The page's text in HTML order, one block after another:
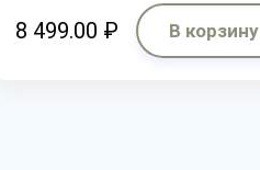
8 499.00 ₽ В корзину